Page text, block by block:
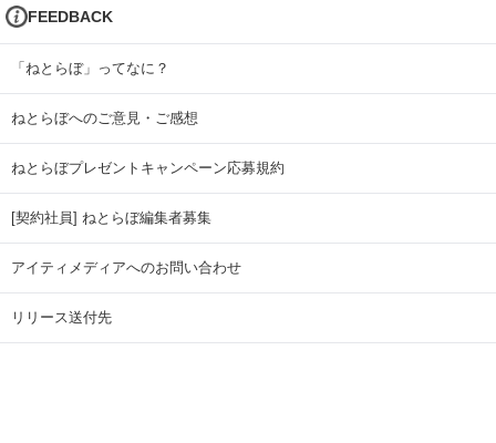
FEEDBACK
「ねとらぼ」ってなに？
ねとらぼへのご意見・ご感想
ねとらぼプレゼントキャンペーン応募規約
[契約社員] ねとらぼ編集者募集
アイティメディアへのお問い合わせ
リリース送付先